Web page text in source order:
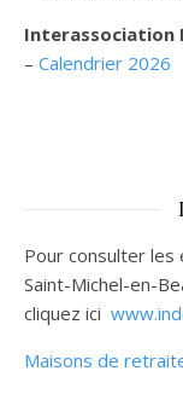
Interassociation
– Calendrier 2026
Pour consulter
Saint-Michel-en-
cliquez ici
Maisons de